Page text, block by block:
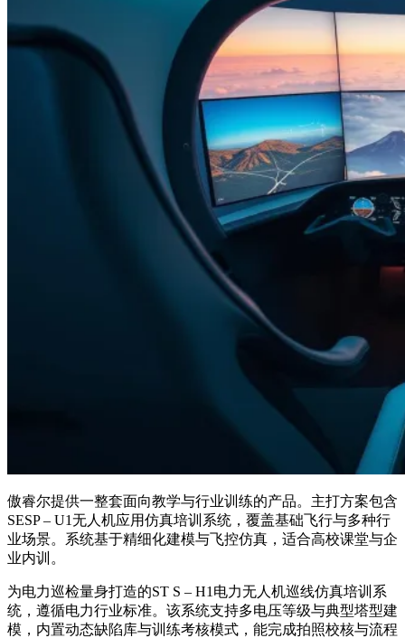
傲睿尔提供一整套面向教学与行业训练的产品。主打方案包含
SESP – U1无人机应用仿真培训系统，覆盖基础飞行与多种行
业场景。系统基于精细化建模与飞控仿真，适合高校课堂与企
业内训。
为电力巡检量身打造的ST S – H1电力无人机巡线仿真培训系
统，遵循电力行业标准。该系统支持多电压等级与典型塔型建
模，内置动态缺陷库与训练考核模式，能完成拍照校核与流程